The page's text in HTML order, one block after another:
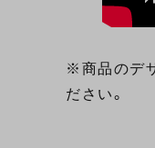
※商品のデ
ださい。